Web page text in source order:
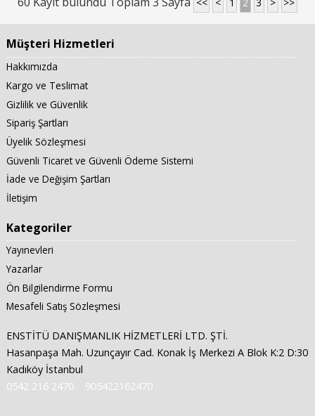
Müşteri Hizmetleri
Hakkımızda
Kargo ve Teslimat
Gizlilik ve Güvenlik
Sipariş Şartları
Üyelik Sözleşmesi
Güvenli Ticaret ve Güvenli Ödeme Sistemi
İade ve Değişim Şartları
İletişim
Kategoriler
Yayınevleri
Yazarlar
Ön Bilgilendirme Formu
Mesafeli Satış Sözleşmesi
ENSTİTÜ DANIŞMANLIK HİZMETLERİ LTD. ŞTİ.
Hasanpaşa Mah. Uzunçayır Cad. Konak İş Merkezi A Blok K:2 D:30
Kadıköy İstanbul
0542 216 2470
905422162470